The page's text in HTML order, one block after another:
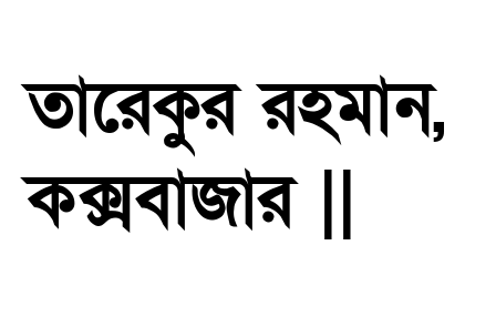
তারেকুর রহমান,
কক্সবাজার ||